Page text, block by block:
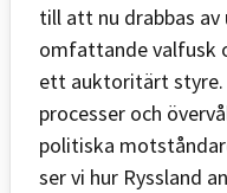
till att nu drabbas
omfattande valfusk
ett auktoritärt
processer och
politiska
ser vi hur Ryssland